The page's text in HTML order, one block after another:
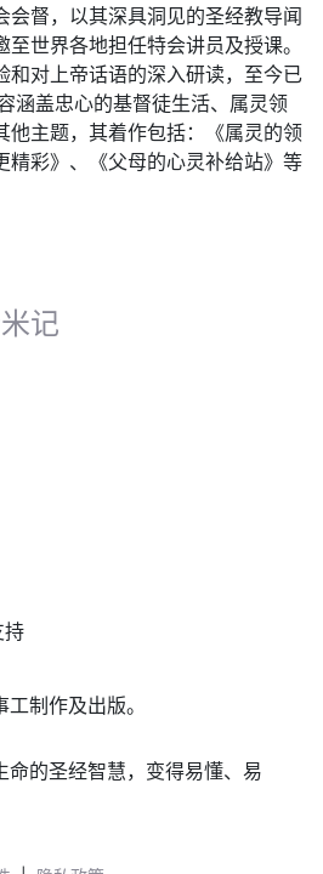
会督，以其深具洞见的圣经教导闻
世界各地担任特会讲员及授课。
和对上帝话语的深入研读，至今已
涵盖忠心的基督徒生活、属灵领
他主题，其着作包括：《属灵的领
精彩》、《父母的心灵补给站》等
记
持
制作及出版。
命的圣经智慧，变得易懂、易